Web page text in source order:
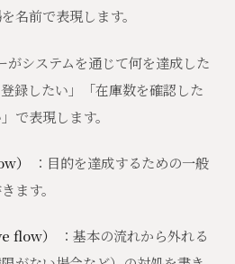
名前で表現します。
がシステムを通じて何を達成した
録したい」「在庫数を確認した
で表現します。
）
：目的を達成するための一般
ます。
flow）
：基本の流れから外れる